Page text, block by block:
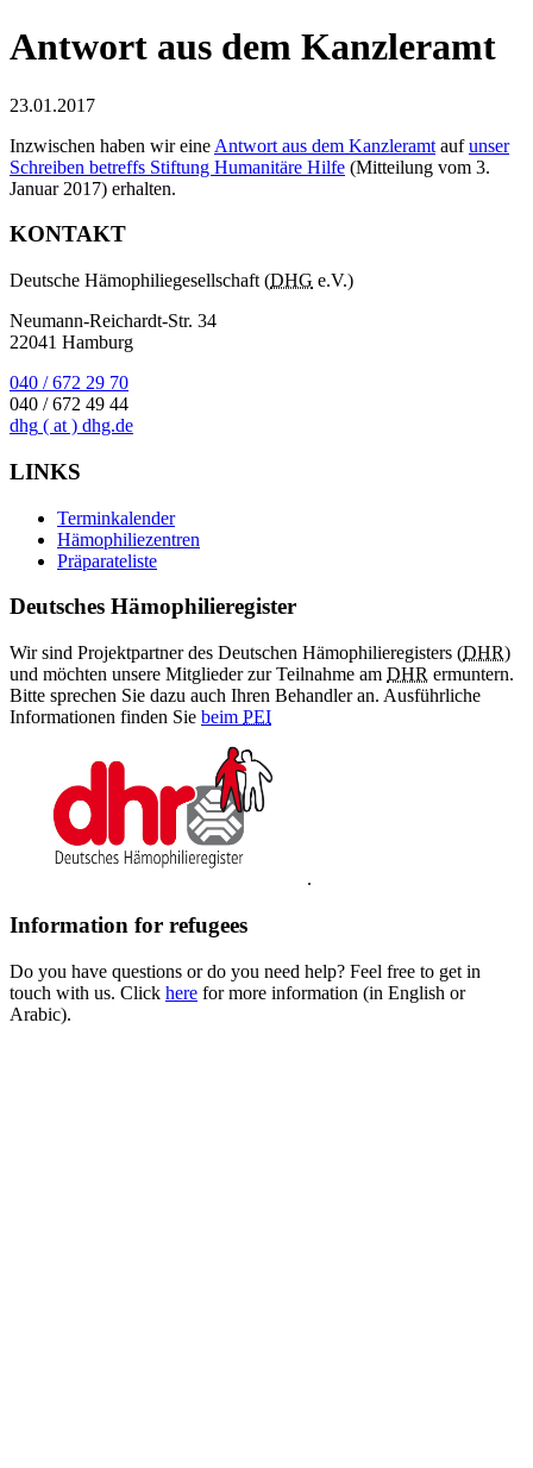
Antwort aus dem Kanzleramt
23.01.2017
Inzwischen haben wir eine Antwort aus dem Kanzleramt aufunser
Schreiben betreffs Stiftung Humanitäre Hilfe (Mitteilung vom 3.
Januar 2017) erhalten.
KONTAKT
Deutsche Hämophiliegesellschaft (DHG e.V.)
Neumann-Reichardt-Str. 34
22041 Hamburg
040 / 672 29 70
040 / 672 49 44
dhg ( at ) dhg.de
LINKS
Terminkalender
Hämophiliezentren
Präparateliste
Deutsches Hämophilieregister
Wir sind Projektpartner des Deutschen Hämophilieregisters (DHR)
und möchten unsere Mitglieder zur Teilnahme am DHR ermuntern.
Bitte sprechen Sie dazu auch Ihren Behandler an. Ausführliche
Informationen finden Sie beim PEI
.
Information for refugees
Do you have questions or do you need help? Feel free to get in
touch with us. Click here for more information (in English or
Arabic).